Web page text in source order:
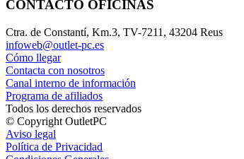
CONTACTO OFICINAS
Ctra. de Constantí, Km.3, TV-7211, 43204 Reus
infoweb@outlet-pc.es
Cómo llegar
Contacta con nosotros
Canal interno de información
Programa de afiliados
Todos los derechos reservados
© Copyright OutletPC
Aviso legal
Política de Privacidad